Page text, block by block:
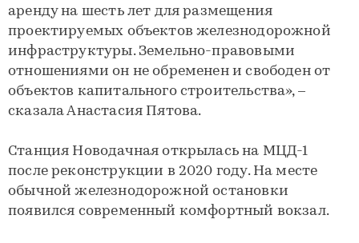
аренду на шесть лет для размещения
проектируемых объектов железнодорожной
инфраструктуры. Земельно-правовыми
отношениями он не обременен и свободен от
объектов капитального строительства», –
сказала Анастасия Пятова.
Станция Новодачная открылась на МЦД-1
после реконструкции в 2020 году. На месте
обычной железнодорожной остановки
появился современный комфортный вокзал.